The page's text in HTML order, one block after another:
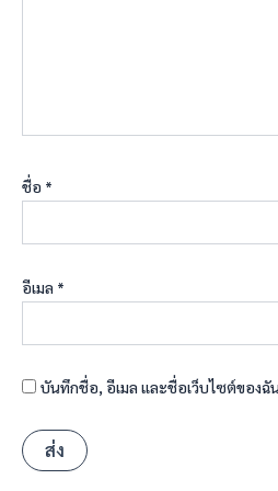
ชื่อ *
อีเมล *
บันทึกชื่อ, อีเมล และชื่อเว็บไซต์ของฉั